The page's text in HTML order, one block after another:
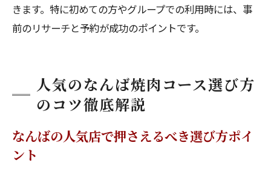
きます。特に初めての方やグループでの利用時には、事
前のリサーチと予約が成功のポイントです。
人気のなんば焼肉コース選び方
のコツ徹底解説
なんばの人気店で押さえるべき選び方ポイ
ント